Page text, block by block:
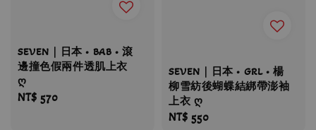
SEVEN｜日本 • BAB • 滾
邊撞色假兩件透肌上衣
ღ
Regular
NT$ 570
SEVEN｜日本 • GRL • 楊
柳雪紡後蝴蝶結綁帶澎袖
上衣 ღ
Regular
NT$ 550